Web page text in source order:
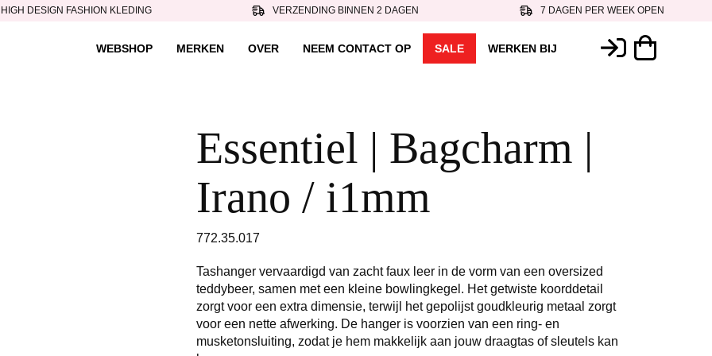
HIGH DESIGN FASHION KLEDING VERZENDING BINNEN 2 DAGEN 7 DAGEN PER WEEK OPEN
WEBSHOP MERKEN OVER NEEM CONTACT OP SALE WERKEN BIJ
Essentiel | Bagcharm |
Irano / i1mm
772.35.017
Tashanger vervaardigd van zacht faux leer in de vorm van een oversized
teddybeer, samen met een kleine bowlingkegel. Het getwiste koorddetail
zorgt voor een extra dimensie, terwijl het gepolijst goudkleurig metaal zorgt
voor een nette afwerking. De hanger is voorzien van een ring- en
musketonsluiting, zodat je hem makkelijk aan jouw draagtas of sleutels kan